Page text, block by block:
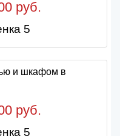
руб.
5
руб.
5